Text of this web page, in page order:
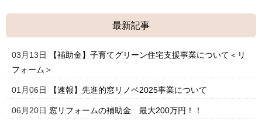
最新記事
03月13日
【補助金】子育てグリーン住宅支援事業について＜リ
フォーム＞
01月06日 【速報】先進的窓リノベ2025事業について
06月20日 窓リフォームの補助金 最大200万円！！